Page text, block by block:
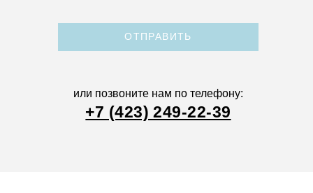
ОТПРАВИТЬ
или позвоните нам по телефону:
+7 (423) 249-22-39